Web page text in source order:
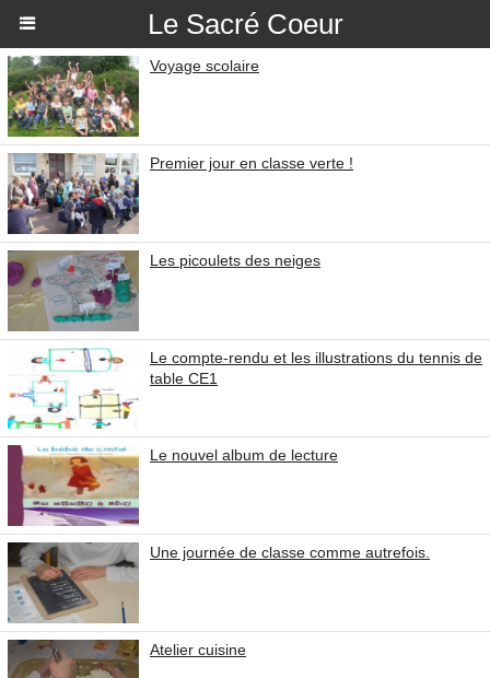
Le Sacré Coeur
Voyage scolaire
Premier jour en classe verte !
Les picoulets des neiges
Le compte-rendu et les illustrations du tennis de
table CE1
Le nouvel album de lecture
Une journée de classe comme autrefois.
Atelier cuisine